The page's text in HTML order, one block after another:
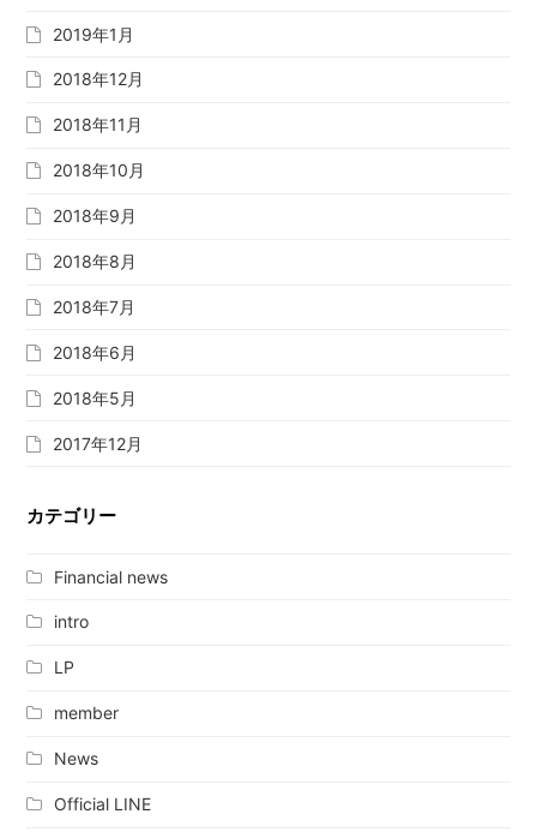
2019年1月
2018年12月
2018年11月
2018年10月
2018年9月
2018年8月
2018年7月
2018年6月
2018年5月
2017年12月
カテゴリー
Financial news
intro
LP
member
News
Official LINE